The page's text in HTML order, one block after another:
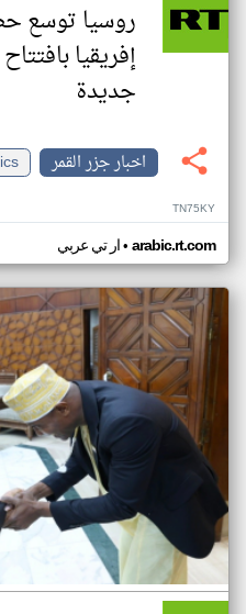
روسيا توسع
جديدة
اخبار جزر القمر
TN75KY
ار تي عربي• arabic.rt.com